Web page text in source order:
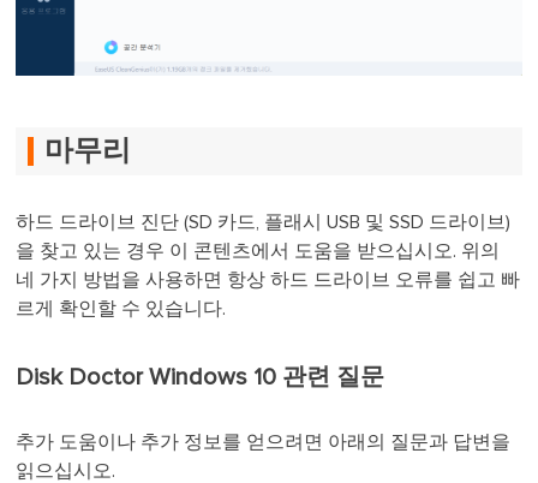
마무리
하드 드라이브 진단 (SD 카드, 플래시 USB 및 SSD 드라이브)
을 찾고 있는 경우 이 콘텐츠에서 도움을 받으십시오. 위의
네 가지 방법을 사용하면 항상 하드 드라이브 오류를 쉽고 빠
르게 확인할 수 있습니다.
Disk Doctor Windows 10 관련 질문
추가 도움이나 추가 정보를 얻으려면 아래의 질문과 답변을
읽으십시오.